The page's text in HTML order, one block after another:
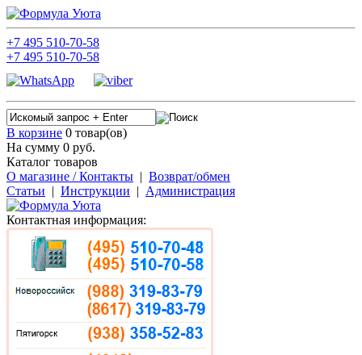
+7 495 510-70-58
+7 495 510-70-58
В корзине 0 товар(ов)
На сумму 0 руб.
Каталог товаров
О магазине / Контакты | Возврат/обмен
Статьи | Инструкции | Администрация
Контактная информация: